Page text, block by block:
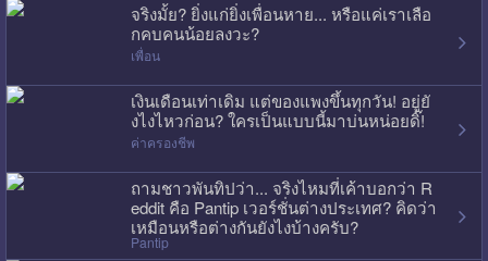
จริงมั้ย? ยิ่งแก่ยิ่งเพื่อนหาย... หรือแค่เราเลือ
กคบคนน้อยลงวะ?
เพื่อน
เงินเดือนเท่าเดิม แต่ของแพงขึ้นทุกวัน! อยู่ยั
งไงไหวก่อน? ใครเป็นแบบนี้มาบ่นหน่อยดิ๊!
ค่าครองชีพ
ถามชาวพันทิปว่า... จริงไหมที่เค้าบอกว่า R
eddit คือ Pantip เวอร์ชั่นต่างประเทศ? คิดว่า
เหมือนหรือต่างกันยังไงบ้างครับ?
Pantip